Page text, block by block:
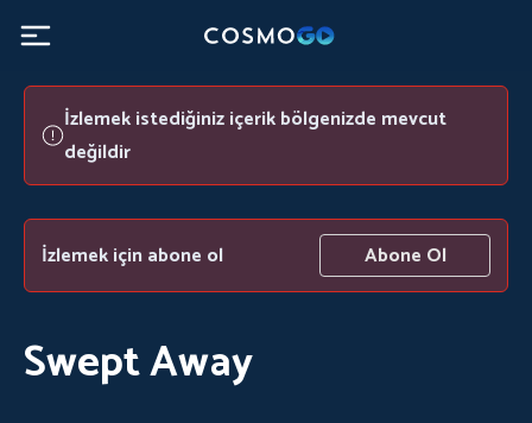
İzlemek istediğiniz içerik bölgenizde mevcut
değildir
İzlemek için abone ol Abone Ol
Swept Away